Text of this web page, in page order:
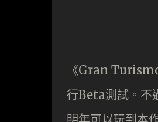
《Gran
行Beta測試。不